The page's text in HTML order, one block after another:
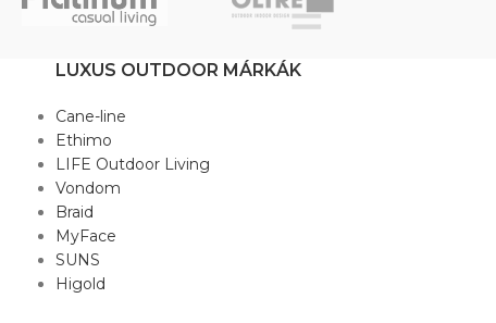
LUXUS OUTDOOR MÁRKÁK
Cane-line
Ethimo
LIFE Outdoor Living
Vondom
Braid
MyFace
SUNS
Higold